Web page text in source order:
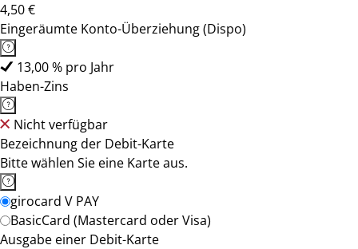
4,50 €
Eingeräumte Konto-Überziehung (Dispo)
13,00 % pro Jahr
Haben-Zins
Nicht verfügbar
Bezeichnung der Debit-Karte
Bitte wählen Sie eine Karte aus.
girocard V PAY
BasicCard (Mastercard oder Visa)
Ausgabe einer Debit-Karte